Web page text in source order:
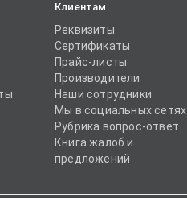
Клиентам
Реквизиты
Сертификаты
Прайс-листы
Производители
Наши сотрудники
Мы в социальных сетях
Рубрика вопрос-ответ
Книга жалоб и
предложений